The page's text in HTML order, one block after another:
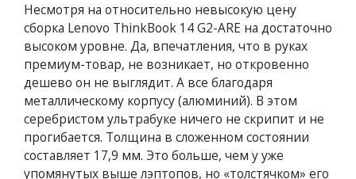
Несмотря на относительно невысокую цену
сборка Lenovo ThinkBook 14 G2-ARE на достаточно
высоком уровне. Да, впечатления, что в руках
премиум-товар, не возникает, но откровенно
дешево он не выглядит. А все благодаря
металлическому корпусу (алюминий). В этом
серебристом ультрабуке ничего не скрипит и не
прогибается. Толщина в сложенном состоянии
составляет 17,9 мм. Это больше, чем у уже
упомянутых выше лэптопов, но «толстячком» его